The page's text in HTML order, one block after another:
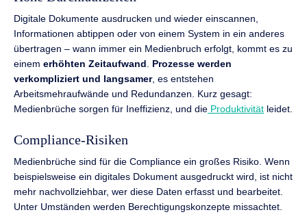
Digitale Dokumente ausdrucken und wieder einscannen,
Informationen abtippen oder von einem System in ein anderes
übertragen – wann immer ein Medienbruch erfolgt, kommt es zu
einem erhöhten Zeitaufwand. Prozesse werden
verkompliziert und langsamer, es entstehen
Arbeitsmehraufwände und Redundanzen. Kurz gesagt:
Medienbrüche sorgen für Ineffizienz, und die Produktivität leidet.
Compliance-Risiken
Medienbrüche sind für die Compliance ein großes Risiko. Wenn
beispielsweise ein digitales Dokument ausgedruckt wird, ist nicht
mehr nachvollziehbar, wer diese Daten erfasst und bearbeitet.
Unter Umständen werden Berechtigungskonzepte missachtet.